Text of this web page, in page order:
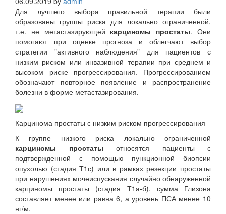
Для лучшего выбора правильной терапии были
образованы группы риска для локально ограниченной,
т.е. не метастазирующей карциномы простаты. Они
помогают при оценке прогноза и облегчают выбор
стратегии "активного наблюдения" для пациентов с
низким риском или инвазивной терапии при среднем и
высоком риске прогрессирования. Прогрессированием
обозначают повторное появление и распространение
болезни в форме метастазирования.
Карцинома простаты с низким риском прогрессирования
К группе низкого риска локально ограниченной
карциномы простаты относятся пациенты с
подтвержденной с помощью пункционной биопсии
опухолью (стадия Т1с) или в рамках резекции простаты
при нарушениях мочеиспускания случайно обнаруженной
карциномы простаты (стадия Т1а-б). сумма Глизона
составляет менее или равна 6, а уровень ПСА менее 10
нг/м.